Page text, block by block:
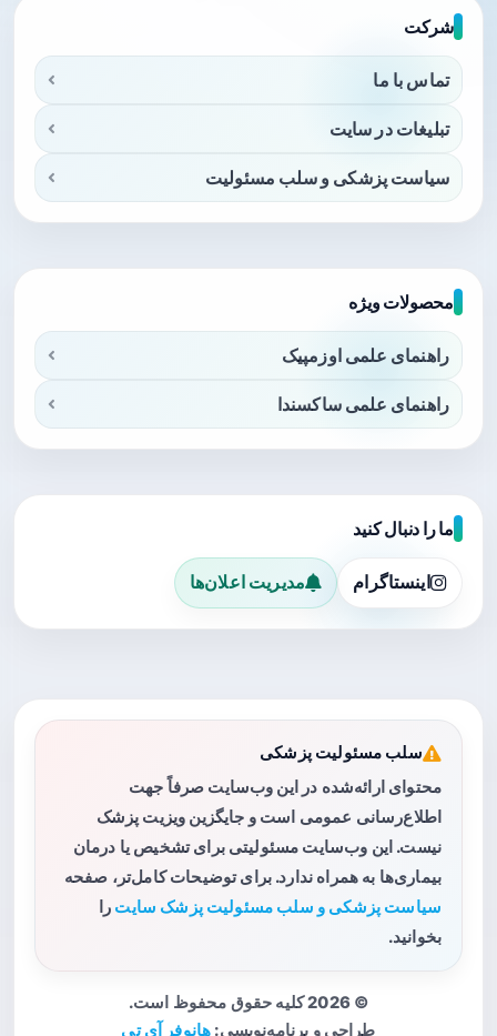
شرکت
تماس با ما
تبلیغات در سایت
سیاست پزشکی و سلب مسئولیت
محصولات ویژه
راهنمای علمی اوزمپیک
راهنمای علمی ساکسندا
ما را دنبال کنید
اینستاگرام مدیریت اعلان‌ها
سلب مسئولیت پزشکی
محتوای ارائه‌شده در این وب‌سایت صرفاً جهت
اطلاع‌رسانی عمومی است و جایگزین ویزیت پزشک
نیست. این وب‌سایت مسئولیتی برای تشخیص یا درمان
بیماری‌ها به همراه ندارد. برای توضیحات کامل‌تر، صفحه
سیاست پزشکی و سلب مسئولیت پزشک سایت را
بخوانید.
© 2026 کلیه حقوق محفوظ است.
طراحی و برنامه‌نویسی: هانوفر آی تی